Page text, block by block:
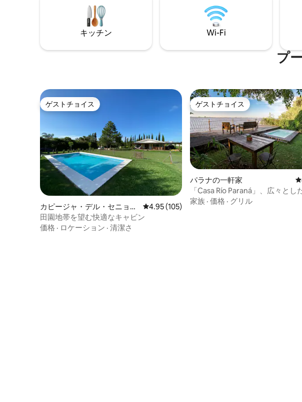
ラザ、バスターミナルから徒歩圏内
ティーは🚫禁止されています –
キッチン Wi-Fi
プ
ゲストチョイス
ゲストチョイス
カピージャ・デル・セニョー
ルの一軒家
レビュー105件、5つ星中4.95つ星の平均評価
4.95 (105)
田園地帯を望む快適なキャビン
価格 · ロケーション · 清潔さ
ゲストチョイス
ゲストチョイス
パラナの一軒家
「Casa Río Paraná」、広々とし
ル、デッキ桟橋。
家族 · 価格 · グリル